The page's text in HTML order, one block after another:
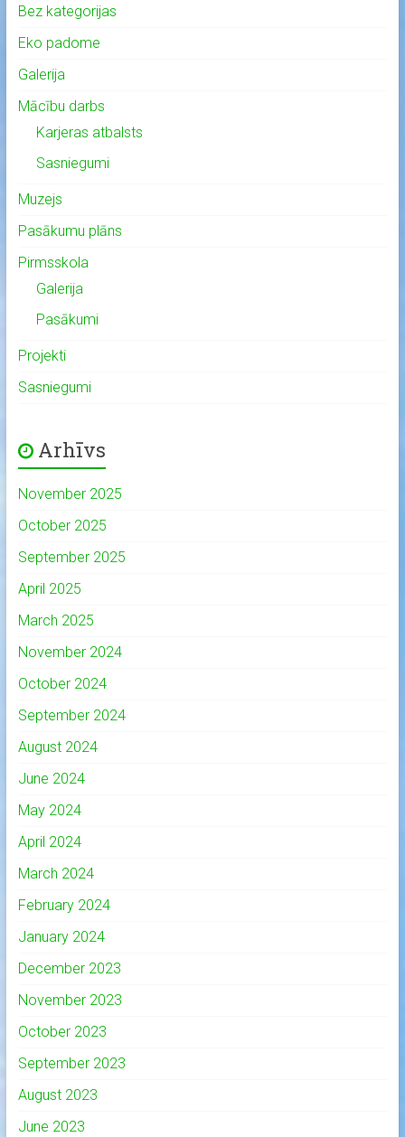
Bez kategorijas
Eko padome
Galerija
Mācību darbs
Karjeras atbalsts
Sasniegumi
Muzejs
Pasākumu plāns
Pirmsskola
Galerija
Pasākumi
Projekti
Sasniegumi
Arhīvs
November 2025
October 2025
September 2025
April 2025
March 2025
November 2024
October 2024
September 2024
August 2024
June 2024
May 2024
April 2024
March 2024
February 2024
January 2024
December 2023
November 2023
October 2023
September 2023
August 2023
June 2023